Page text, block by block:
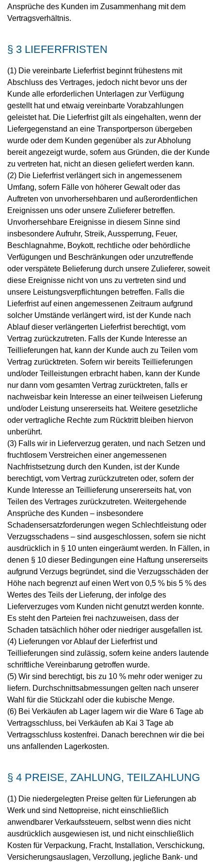
Ansprüche des Kunden im Zusammenhang mit dem
Vertragsverhältnis.
§ 3 LIEFERFRISTEN
(1) Die vereinbarte Lieferfrist beginnt frühestens mit
Abschluss des Vertrages, jedoch nicht bevor uns der
Kunde alle erforderlichen Unterlagen zur Verfügung
gestellt hat und etwaig vereinbarte Vorabzahlungen
geleistet hat. Die Lieferfrist gilt als eingehalten, wenn der
Liefergegenstand an eine Transportperson übergeben
wurde oder dem Kunden gegenüber als zur Abholung
bereit angezeigt wurde, sofern aus Gründen, die der Kunde
zu vertreten hat, nicht an diesen geliefert werden kann.
(2) Die Lieferfrist verlängert sich in angemessenem
Umfang, sofern Fälle von höherer Gewalt oder das
Auftreten von unvorhersehbaren und außerordentlichen
Ereignissen uns oder unsere Zulieferer betreffen.
Unvorhersehbare Ereignisse in diesem Sinne sind
insbesondere Aufruhr, Streik, Aussperrung, Feuer,
Beschlagnahme, Boykott, rechtliche oder behördliche
Verfügungen und Beschränkungen oder unzutreffende
oder verspätete Belieferung durch unsere Zulieferer, soweit
diese Ereignisse nicht von uns zu vertreten sind und
unsere Leistungsverpflichtungen betreffen. Falls die
Lieferfrist auf einen angemessenen Zeitraum aufgrund
solcher Umstände verlängert wird, ist der Kunde nach
Ablauf dieser verlängerten Lieferfrist berechtigt, vom
Vertrag zurückzutreten. Falls der Kunde Interesse an
Teillieferungen hat, kann der Kunde auch zu Teilen vom
Vertrag zurücktreten. Sofern wir bereits Teillieferungen
und/oder Teilleistungen erbracht haben, kann der Kunde
nur dann vom gesamten Vertrag zurücktreten, falls er
nachweisbar kein Interesse an einer teilweisen Lieferung
und/oder Leistung unsererseits hat. Weitere gesetzliche
oder vertragliche Rechte zum Rücktritt bleiben hiervon
unberührt.
(3) Falls wir in Lieferverzug geraten, und nach Setzen und
fruchtlosem Verstreichen einer angemessenen
Nachfristsetzung durch den Kunden, ist der Kunde
berechtigt, vom Vertrag zurückzutreten oder, sofern der
Kunde Interesse an Teillieferung unsererseits hat, von
Teilen des Vertrages zurückzutreten. Weitergehende
Ansprüche des Kunden – insbesondere
Schadensersatzforderungen wegen Schlechtleistung oder
Verzugsschadens – sind ausgeschlossen, sofern sie nicht
ausdrücklich in § 10 unten eingeräumt werden. In Fällen, in
denen § 10 dieser Bedingungen eine Haftung unsererseits
aufgrund Verzugs begründet, sind die Verzugsschäden der
Höhe nach begrenzt auf einen Wert von 0,5 % bis 5 % des
Wertes des Teils der Lieferung, der infolge des
Lieferverzuges vom Kunden nicht genutzt werden konnte.
Es steht den Parteien frei nachzuweisen, dass der
Schaden tatsächlich höher oder niedriger ausgefallen ist.
(4) Lieferungen vor Ablauf der Lieferfrist und
Teillieferungen sind zulässig, sofern keine anders lautende
schriftliche Vereinbarung getroffen wurde.
(5) Wir sind berechtigt, bis zu 10 % mehr oder weniger zu
liefern. Durchschnittsabmessungen gelten nach unserer
Wahl für die Stückzahl oder die kubische Menge.
(6) Bei Verkäufen ab Lager lagern wir die Ware 6 Tage ab
Vertragsschluss, bei Verkäufen ab Kai 3 Tage ab
Vertragsschluss kostenfrei. Danach berechnen wir die bei
uns anfallenden Lagerkosten.
§ 4 PREISE, ZAHLUNG, TEILZAHLUNG
(1) Die niedergelegten Preise gelten für Lieferungen ab
Werk und sind Nettopreise, nicht einschließlich
anwendbarer Verkaufssteuern, selbst wenn dies nicht
ausdrücklich ausgewiesen ist, und nicht einschließlich
Kosten für Verpackung, Fracht, Installation, Verschickung,
Versicherungsauslagen, Verzollung, jegliche Bank- und